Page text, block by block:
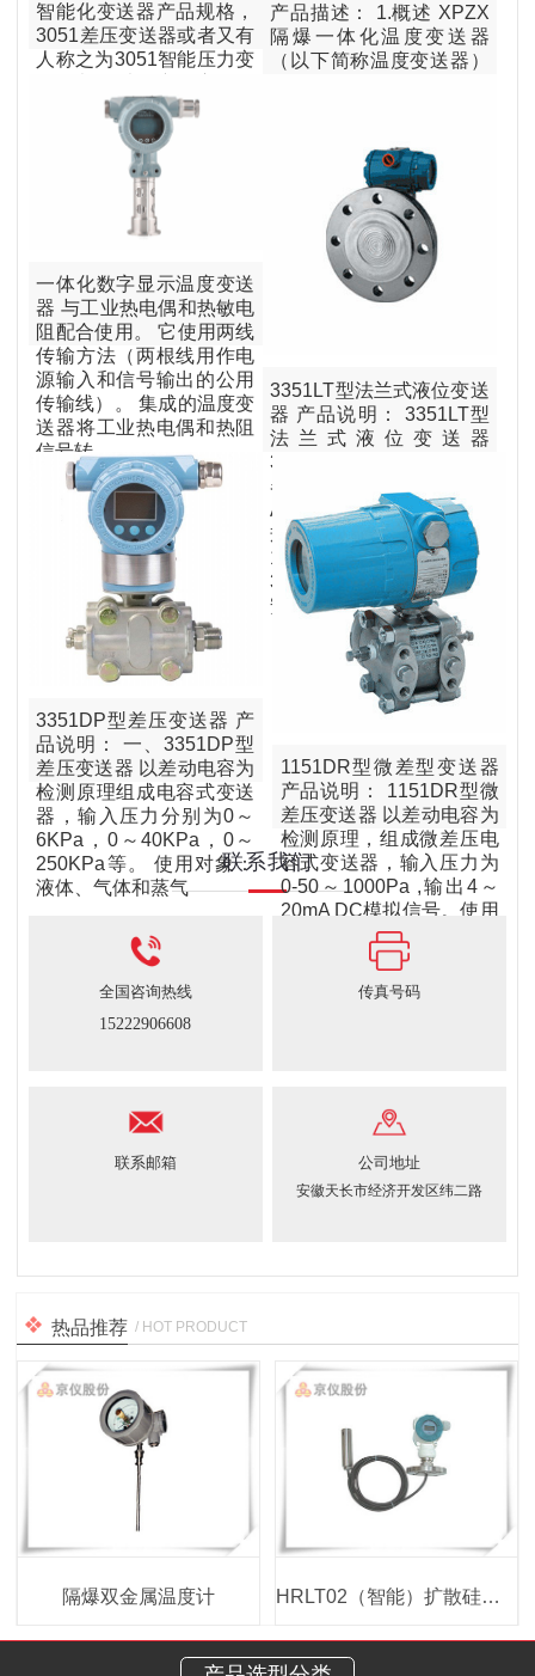
智能化变送器产品规格，
3051差压变送器或者又有
人称之为3051智能压力变
工业生产过程中差压、绝
压、微压的测量。 3051
智能压力变送器
产品描述： 1.概述 XPZX
隔爆一体化温度变送器
（以下简称温度变送器）
接线盒中，温度传感器检
测到的电压和
一体化数字显示温度变送
器 与工业热电偶和热敏电
阻配合使用。 它使用两线
传输方法（两根线用作电
源输入和信号输出的公用
传输线）。 集成的温度变
送器将工业热电偶和热阻
信号转
3351LT型法兰式液位变送
器 产品说明： 3351LT型
法兰式液位变送器
3351LT型法兰式液位变送
器的安装法兰标准按
ANSI，法兰有3〃和4〃
规格，法兰等级分为
150LB（2.5MPa）及
300LB（5.0MPa），法兰
安
3351DP型差压变送器 产
品说明： 一、3351DP型
差压变送器 以差动电容为
检测原理组成电容式变送
器，输入压力分别为0～
6KPa，0～40KPa，0～
250KPa等。 使用对象：
液体、气体和蒸气
1151DR型微差型变送器
产品说明： 1151DR型微
差压变送器 以差动电容为
检测原理，组成微差压电
容式变送器，输入压力为
0-50～1000Pa ,输出4～
20mA DC模拟信号。使用
对象：液体、气体和蒸气
联系我们
全国咨询热线
15222906608
传真号码
联系邮箱 公司地址
安徽天长市经济开发区纬二路
热品推荐 / HOT PRODUCT
隔爆双金属温度计 HRLT02（智能）扩散硅液位变送器